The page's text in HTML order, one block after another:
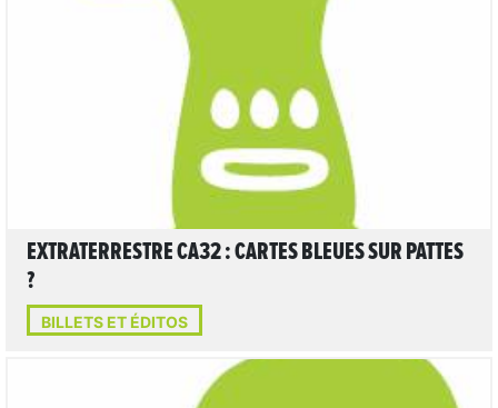
EXTRATERRESTRE CA32 : CARTES BLEUES SUR PATTES
?
BILLETS ET ÉDITOS